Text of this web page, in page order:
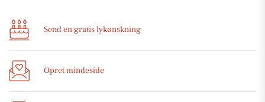
Send en gratis lykønskning
Opret mindeside